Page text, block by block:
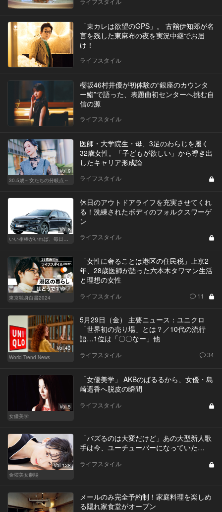
「東カレは欲望のGPS」。 古舘伊知郎が名
言を残した東麻布の夜を実況中継でお届
け！
ライフスタイル
櫻坂46村井優が初体験の“銀座のカウンタ
ー鮨”で語った、表題曲初センターへ挑む自
信の源
ライフスタイル
Vol.9
30.5歳～女たちの分岐点～
医師・大学院生・母、3足のわらじを履く
32歳女性。「子どもが欲しい」から導き出
したキャリア形成論
ライフスタイル
Vol.8
いい相棒がいれば、毎日が楽しい。クルマがあるとできること
休日のアウトドアライフを充実させてくれ
る！洗練されたボディのフォルクスワーゲ
ン
ライフスタイル
Vol.7
東京独身白書2024
「女性に奢ることは港区の住民税」上京2
年、28歳医師が語った六本木タワマン生活
と理想の女性
ライフスタイル 11
Vol.43
World Trend News
5月29日（金） 主要ニュース：ユニクロ
「世界初の売り場」とは？／10代の流行
語…1位は「〇〇なー」他
ライフスタイル 34
Vol.5
女優美学
「女優美学」 AKBのぱるるから、女優・島
崎遥香へ脱皮の瞬間
ライフスタイル
Vol.128
金曜美女劇場
「バズるのは大変だけど」あの大型新人歌
手は今、ユーチューバーになっていた…
ライフスタイル
メールのみ完全予約制！家庭料理を楽しめ
る隠れ家食堂がオープン